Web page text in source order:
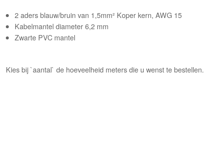
2 aders blauw/bruin van 1,5mm² Koper kern,AWG 15
Kabelmantel diameter 6,2 mm
Zwarte PVC mantel
Kies bij `aantal` de hoeveelheid meters die u wenst te bestellen.